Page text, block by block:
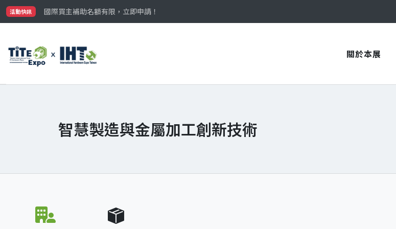
活動快訊
國際買主補助名額有限，立即申請！
參觀門票開放申請中‼️
關於本展
智慧製造與金屬加工創新技術